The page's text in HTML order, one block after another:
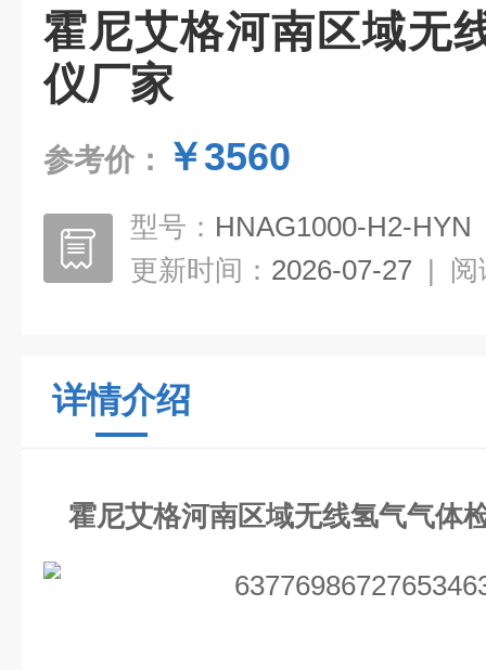
霍尼艾格河南区域无
仪厂家
参考价： ￥3560
型号： HNAG1000-H2-HYN
更新时间： 2026-07-27 | 阅
详情介绍
霍尼艾格河南区域无线氢气气体